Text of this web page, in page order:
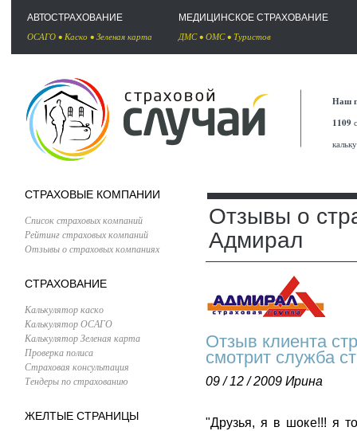
АВТОСТРАХОВАНИЕ
ОСАГО • Каско • Зеленая карта
МЕДИЦИНСКОЕ СТРАХОВАНИЕ
ДМС• ОМС• Туристов
Наш
1109
СТРАХОВЫЕ КОМПАНИИ
Список страховых компаний
Рейтинг страховых компаний
Отзывы о страховых компаниях
СТРАХОВАНИЕ
Калькулятор каско
Калькулятор ОСАГО
Калькулятор Зеленая карта
Проверка полиса
Страховая консультация
Тендеры по страхованию
ЖЕЛТЫЕ СТРАНИЦЫ
Отзывы о
Адмирал
Отзыв клиента
смотрит служба
09 / 12 / 2009 Ирина
"Друзья, я в шоке!!! я